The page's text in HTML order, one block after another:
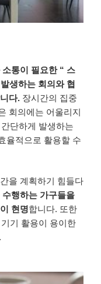
소통이 필요한 “ 스
생하는 회의와 협
다. 장시간의 집중
회의에는 어울리지
단하게 발생하는
율적으로 활용할 수
을 계획하기 힘들다
행하는 가구들을
현명합니다. 또한
기 활용이 용이한